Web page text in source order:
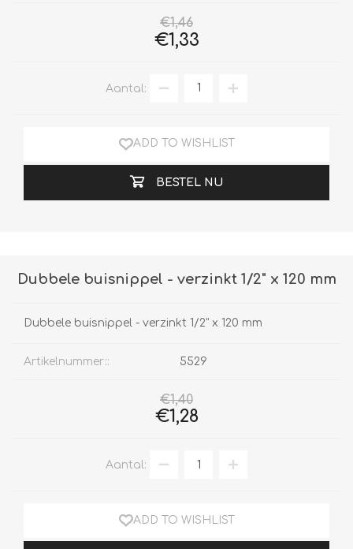
€1,46
€1,33
Aantal:
ADD TO WISHLIST
BESTEL NU
Dubbele buisnippel - verzinkt 1/2" x 120 mm
Dubbele buisnippel - verzinkt 1/2" x 120 mm
Artikelnummer:: 5529
€1,40
€1,28
Aantal:
ADD TO WISHLIST